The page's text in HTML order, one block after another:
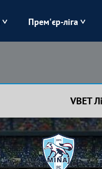
Карпати
Харків
Прем'єр-ліга
VBET